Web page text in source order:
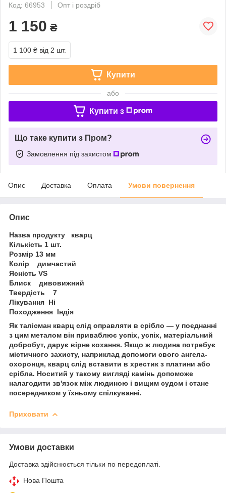
Код: 66953
Опт і роздріб
1 150 ₴
1 100 ₴ від 2 шт.
Купити
або
Купити з
Що таке купити з Пром?
Замовлення під захистом
Опис Доставка Оплата Умови повернення
Опис
Назва продукту кварц
Кількість 1 шт.
Розмір 13 мм
Колір димчастий
Ясність VS
Блиск дивовижний
Твердість 7
Лікування Ні
Походження Індія
Як талісман кварц слід оправляти в срібло — у поєднанні
з цим металом він приваблює успіх, успіх, матеріальний
добробут, дарує вірне кохання. Якщо ж людина потребує
містичного захисту, наприклад допомоги свого ангела-
охоронця, кварц слід вставити в хрестик з платини або
срібла. Носитий у такому вигляді камінь допоможе
налагодити зв'язок між людиною і вищим судом і стане
посередником у їхньому спілкуванні.
Приховати
Умови доставки
Доставка здійснюється тільки по передоплаті.
Нова Пошта